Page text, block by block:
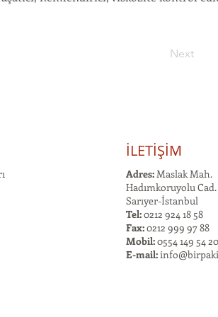
Next
İLETİŞİM
Adres:Maslak Mah.
Hadımkoruyolu Cad.
Sarıyer-İstanbul
Tel:0212 924 18 58
Fax:0212 999 97 88
Mobil:0554 149 54 20
E-mail: